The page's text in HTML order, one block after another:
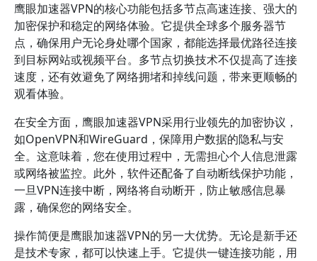
鹰眼加速器VPN的核心功能包括多节点高速连接、强大的
加密保护和稳定的网络体验。它提供全球多个服务器节
点，确保用户无论身处哪个国家，都能选择最优路径连接
到目标网站或视频平台。多节点切换技术不仅提高了连接
速度，还有效避免了网络拥堵和掉线问题，带来更顺畅的
观看体验。
在安全方面，鹰眼加速器VPN采用行业领先的加密协议，
如OpenVPN和WireGuard，保障用户数据的隐私与安
全。这意味着，您在使用过程中，无需担心个人信息泄露
或网络被监控。此外，软件还配备了自动断线保护功能，
一旦VPN连接中断，网络将自动断开，防止敏感信息暴
露，确保您的网络安全。
操作简便是鹰眼加速器VPN的另一大优势。无论是新手还
是技术专家，都可以快速上手。它提供一键连接功能，用